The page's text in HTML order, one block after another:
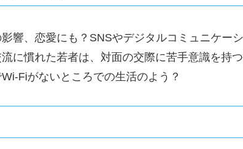
響、恋愛にも？SNSやデジタルコミュニケー
に慣れた若者は、対面の交際に苦手意識を持
Fiがないところでの生活のよう？